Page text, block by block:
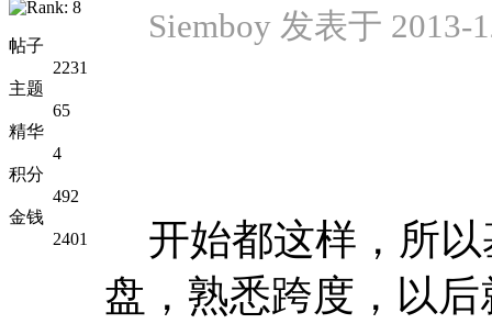
帖子
2231
主题
65
精华
4
积分
492
金钱
2401
Siemboy 发表于 2013-
开始都这样，所以
盘，熟悉跨度，以